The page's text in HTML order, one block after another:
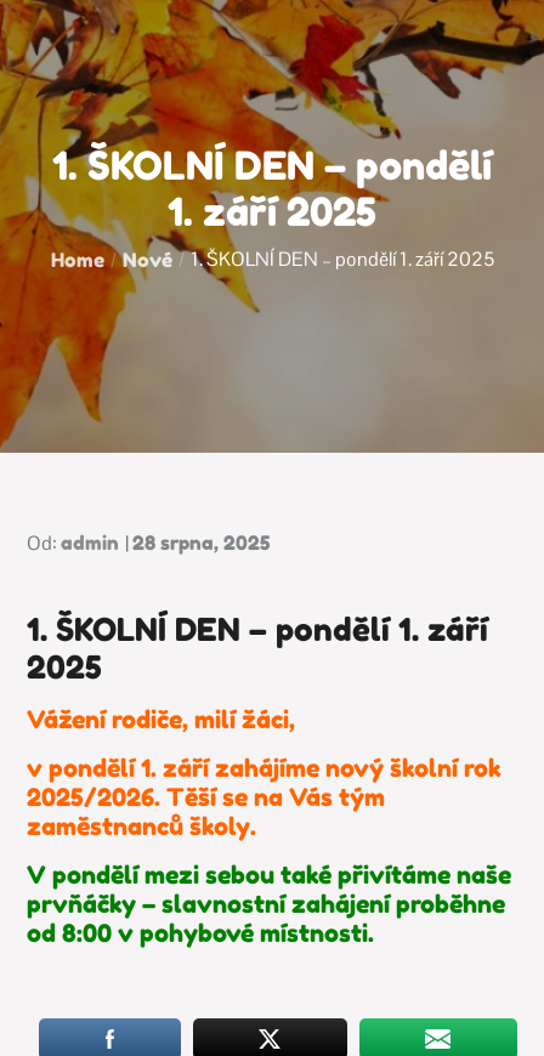
1. ŠKOLNÍ DEN – pondělí
1. září 2025
Home Nové 1. ŠKOLNÍ DEN – pondělí 1. září 2025
Od:admin Posted
28 srpna, 2025
1. ŠKOLNÍ DEN – pondělí 1. září
2025
Vážení rodiče, milí žáci,
v pondělí 1. září zahájíme nový školní rok
2025/2026. Těší se na Vás tým
zaměstnanců školy.
V pondělí mezi sebou také přivítáme naše
prvňáčky – slavnostní zahájení proběhne
od 8:00 v pohybové místnosti.